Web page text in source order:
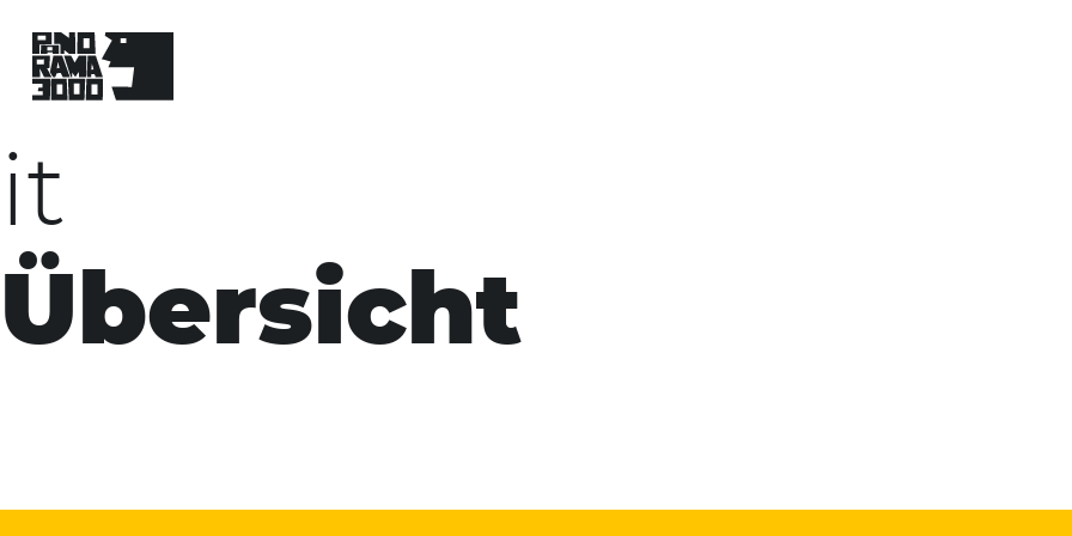
content
it
Übersicht